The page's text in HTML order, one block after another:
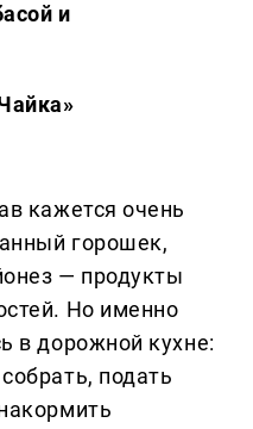
и
кажется очень
горошек,
— продукты
Но именно
в дорожной кухне:
подать